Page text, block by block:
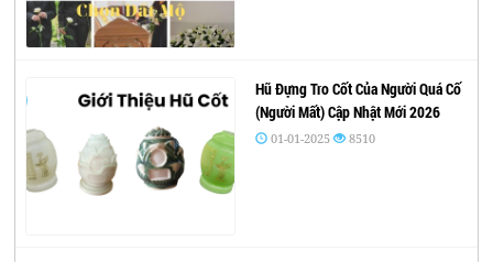
Hũ Đựng Tro Cốt Của Người Quá Cố
(Người Mất) Cập Nhật Mới 2026
01-01-2025 8510